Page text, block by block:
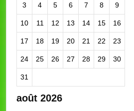
août 2026
3 4 5 6 7 8 9
10 11 12 13 14 15 16
17 18 19 20 21 22 23
24 25 26 27 28 29 30
31